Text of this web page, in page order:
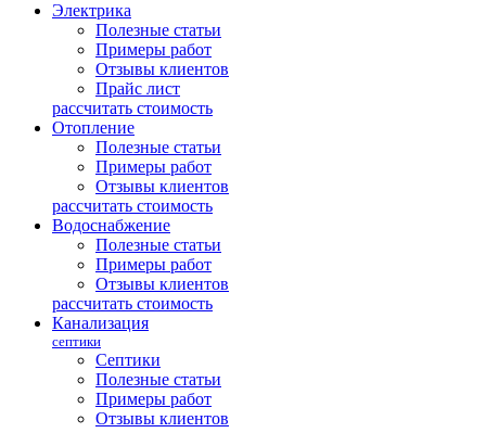
Электрика
Полезные статьи
Примеры работ
Отзывы клиентов
Прайс лист
рассчитать стоимость
Отопление
Полезные статьи
Примеры работ
Отзывы клиентов
рассчитать стоимость
Водоснабжение
Полезные статьи
Примеры работ
Отзывы клиентов
рассчитать стоимость
Канализация
септики
Септики
Полезные статьи
Примеры работ
Отзывы клиентов